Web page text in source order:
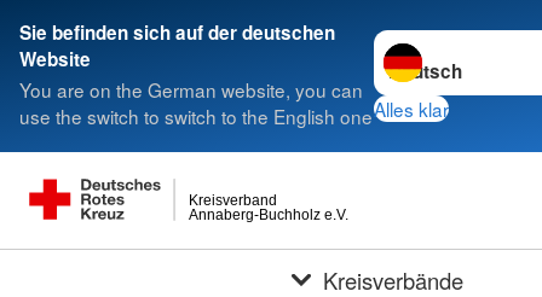
Sie befinden sich auf der deutschen
Website
You are on the German website, you can
use the switch to switch to the English one
Sprache wechseln
Alles klar
Annaberg-Buchholz e.V.
Kreisverband
Kreisverbände